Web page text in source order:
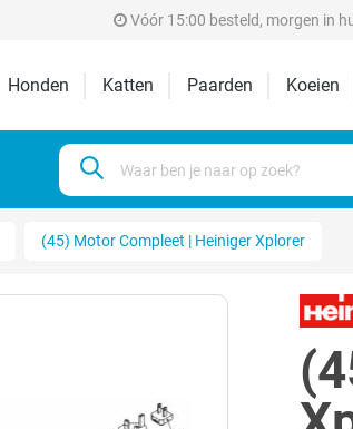
Vóór 15:00 besteld, morgen in
Honden Katten Paarden Koeien
(45) Motor Compleet | Heiniger Xplorer